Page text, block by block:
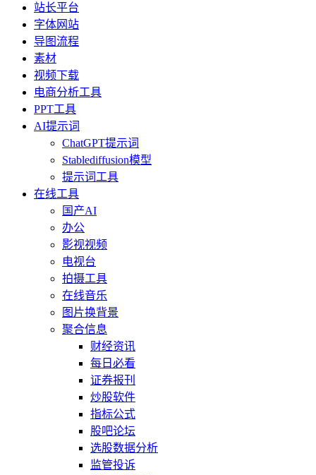
站长平台
字体网站
导图流程
素材
视频下载
电商分析工具
PPT工具
AI提示词
ChatGPT提示词
Stablediffusion模型
提示词工具
在线工具
国产AI
办公
影视视频
电视台
拍摄工具
在线音乐
图片换背景
聚合信息
财经资讯
每日必看
证券报刊
炒股软件
指标公式
股吧论坛
选股数据分析
监管投诉